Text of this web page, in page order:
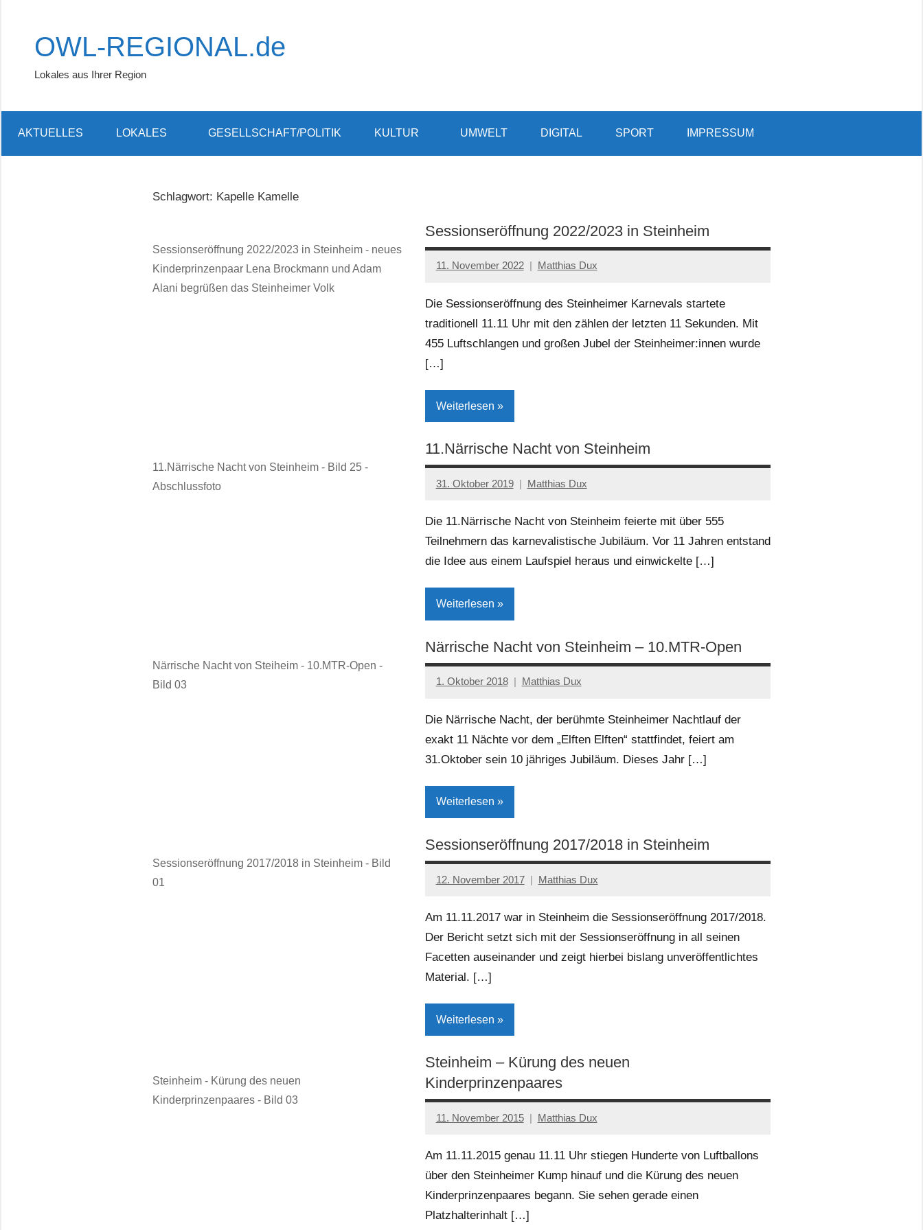
springenOWL-REGIONAL.de
Lokales aus Ihrer Region
AKTUELLES LOKALES GESELLSCHAFT/POLITIK KULTUR UMWELT DIGITAL SPORT IMPRESSUM
Schlagwort: Kapelle Kamelle
Sessionseröffnung 2022/2023 in Steinheim - neues
Kinderprinzenpaar Lena Brockmann und Adam
Alani begrüßen das Steinheimer Volk
Sessionseröffnung 2022/2023 in Steinheim
11. November 2022 Matthias Dux
Die Sessionseröffnung des Steinheimer Karnevals startete
traditionell 11.11 Uhr mit den zählen der letzten 11 Sekunden. Mit
455 Luftschlangen und großen Jubel der Steinheimer:innen wurde
[…]
Weiterlesen
Kreis
Höxter
Lokales
11.Närrische Nacht von Steinheim - Bild 25 -
Abschlussfoto
11.Närrische Nacht von Steinheim
31. Oktober 2019 Matthias Dux
Die 11.Närrische Nacht von Steinheim feierte mit über 555
Teilnehmern das karnevalistische Jubiläum. Vor 11 Jahren entstand
die Idee aus einem Laufspiel heraus und einwickelte […]
Weiterlesen
Kreis
Höxter
Lokales
Närrische Nacht von Steiheim - 10.MTR-Open -
Bild 03
Närrische Nacht von Steinheim – 10.MTR-Open
1. Oktober 2018 Matthias Dux
Die Närrische Nacht, der berühmte Steinheimer Nachtlauf der
exakt 11 Nächte vor dem „Elften Elften“ stattfindet, feiert am
31.Oktober sein 10 jähriges Jubiläum. Dieses Jahr […]
Weiterlesen
Kreis
Höxter
Sport
Sessionseröffnung 2017/2018 in Steinheim - Bild
01
Sessionseröffnung 2017/2018 in Steinheim
12. November 2017 Matthias Dux
Am 11.11.2017 war in Steinheim die Sessionseröffnung 2017/2018.
Der Bericht setzt sich mit der Sessionseröffnung in all seinen
Facetten auseinander und zeigt hierbei bislang unveröffentlichtes
Material. […]
Weiterlesen
Kreis
Höxter
Steinheim - Kürung des neuen
Kinderprinzenpaares - Bild 03
Steinheim – Kürung des neuen
Kinderprinzenpaares
11. November 2015 Matthias Dux
Am 11.11.2015 genau 11.11 Uhr stiegen Hunderte von Luftballons
über den Steinheimer Kump hinauf und die Kürung des neuen
Kinderprinzenpaares begann. Sie sehen gerade einen
Platzhalterinhalt […]